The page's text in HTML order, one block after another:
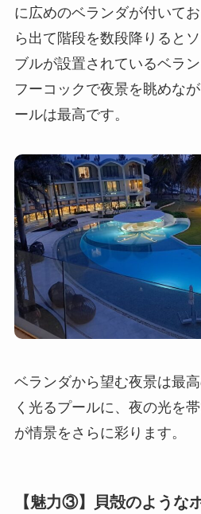
に広めのベランダが付いて
ら出て階段を数段降りると
ブルが設置されているベラ
フーコックで夜景を眺めな
ールは最高です。
ベランダから望む夜景は最
く光るプールに、夜の光を
が情景をさらに彩ります。
【魅力③】貝殻のような